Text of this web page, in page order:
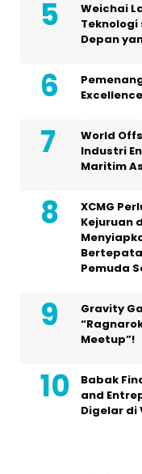
Weichai
Teknologi
Depan
World
Industri
Maritim
XCMG
Kejuruan
Pemuda
Gravity
Meetup”!
Babak
and
Digelar di